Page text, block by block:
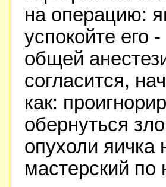
на операцию:
успокойте его
общей
согласится,
как:
обернуться
опухоли яичка
мастерский по